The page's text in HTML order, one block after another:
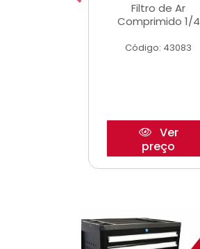
Filtro de Ar
Comprimido 1/4
Código: 43083
Ver
preço